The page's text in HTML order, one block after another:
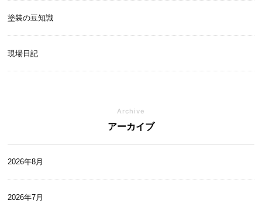
塗装の豆知識
現場日記
Archive
アーカイブ
2026年8月
2026年7月